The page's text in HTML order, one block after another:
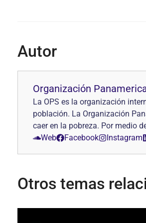
Autor
Organización
La OPS es la organización
población. La Organización
caer en la pobreza. Por medio
Web
Facebook Instagram
Otros temas